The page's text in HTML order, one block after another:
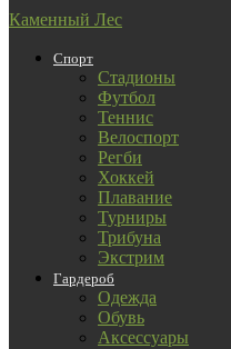
Каменный Лес
Спорт
Стадионы
Футбол
Теннис
Велоспорт
Регби
Хоккей
Плавание
Турниры
Трибуна
Экстрим
Гардероб
Одежда
Обувь
Аксессуары